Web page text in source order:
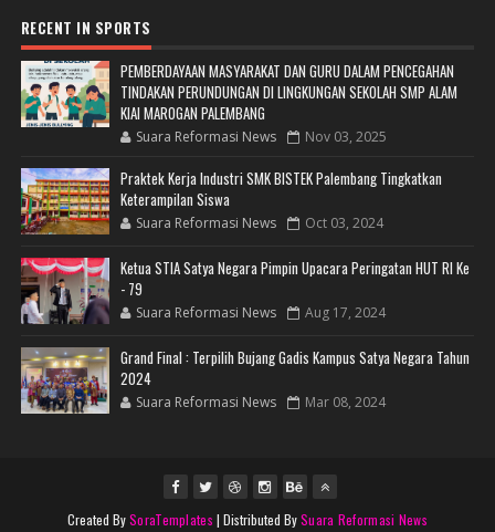
RECENT IN SPORTS
PEMBERDAYAAN MASYARAKAT DAN GURU DALAM PENCEGAHAN
TINDAKAN PERUNDUNGAN DI LINGKUNGAN SEKOLAH SMP ALAM
KIAI MAROGAN PALEMBANG
Suara Reformasi News Nov 03, 2025
Praktek Kerja Industri SMK BISTEK Palembang Tingkatkan
Keterampilan Siswa
Suara Reformasi News Oct 03, 2024
Ketua STIA Satya Negara Pimpin Upacara Peringatan HUT RI Ke
- 79
Suara Reformasi News Aug 17, 2024
Grand Final : Terpilih Bujang Gadis Kampus Satya Negara Tahun
2024
Suara Reformasi News Mar 08, 2024
Created BySoraTemplates | Distributed BySuara Reformasi News